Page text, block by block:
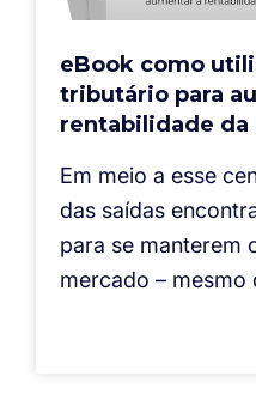
eBook como
tributário para
rentabilidade da
Em meio a esse
das saídas
para se manterem
mercado –